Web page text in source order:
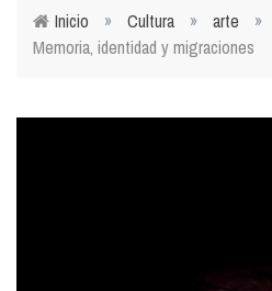
Usted está aquí
Inicio » Cultura » arte »
Memoria, identidad y migraciones